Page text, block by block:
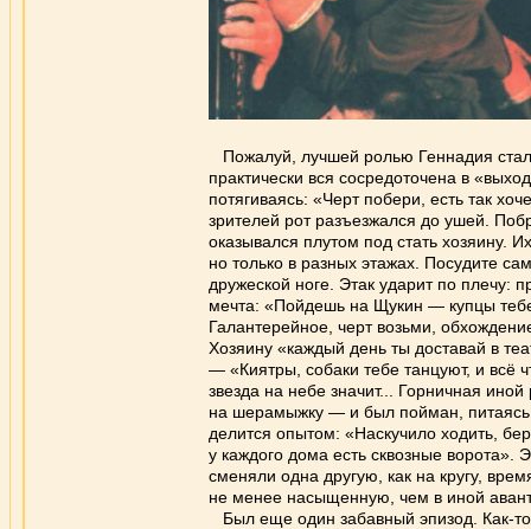
Пожалуй, лучшей ролью Геннадия
практически вся сосредоточена в
потягиваясь: «Черт побери, есть так
зрителей рот разъезжался до ушей.
оказывался плутом под стать хозяину.
но только в разных этажах. Посудите
дружеской ноге. Этак ударит по плечу:
мечта: «Пойдешь на Щукин — купцы
Галантерейное, черт возьми,
Хозяину «каждый день ты доставай в
— «Киятры, собаки тебе танцуют, и всё
звезда на небе значит... Горничная
на шерамыжку — и был пойман, питаясь
делится опытом: «Наскучило ходить,
у каждого дома есть сквозные ворота».
сменяли одна другую, как на кругу,
не менее насыщенную, чем в иной
Был еще один забавный эпизод. Как-